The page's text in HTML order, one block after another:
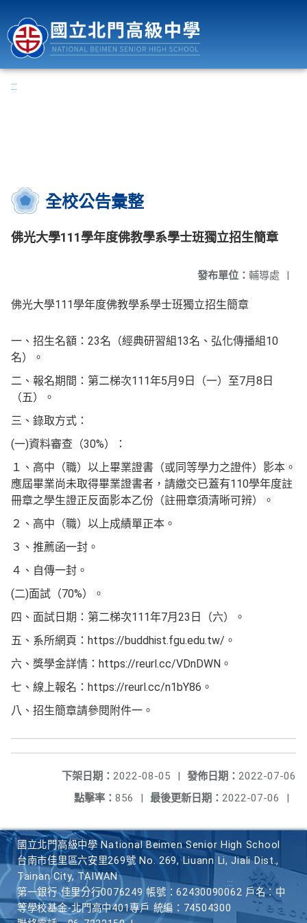
:::
全校公告彙整
佛光大學111學年度佛教學系學士班獨立招生簡章
發布單位： 輔導處 |
佛光大學111學年度佛教學系學士班獨立招生簡章
一、招生名額：23名（經典研習組13名、弘化傳播組10
名）。
二、報名期間：第二梯次111年5月9日（一）至7月8日
（五）。
三、錄取方式：
(一)資料審查（30%）：
１、高中（職）以上畢業證書（或同等學力之證件）影本。
應屆畢業尚未取得畢業證書者，請繳交已蓋有110學年度註
冊章之學生證正反面影本乙份（註冊章須清晰可辨）。
２、高中（職）以上成績單正本。
３、推薦函一封。
４、自傳一封。
(二)面試（70%）。
四、面試日期：第二梯次111年7月23日（六）。
五、系所網頁：https://buddhist.fgu.edu.tw/。
六、獎學金詳情：https://reurl.cc/VDnDWN。
七、線上報名：https://reurl.cc/n1bY86。
八、招生簡章請參閱附件一。
發佈日期： 2022-07-06
下架日期： 2022-08-05
|
最後更新日期： 2022-07-06 |
點擊率： 856 |
國立北門高級中學 National Beimen Senior High School
台南市佳里區六安里269號 No. 269, Liuann Li, Jiali Dist.,
Tainan City, TAIWAN
第一銀行 佳里分行0076249 帳號：62430090062 戶名：中
等學校基金-北門高中401專戶 統編：74504300